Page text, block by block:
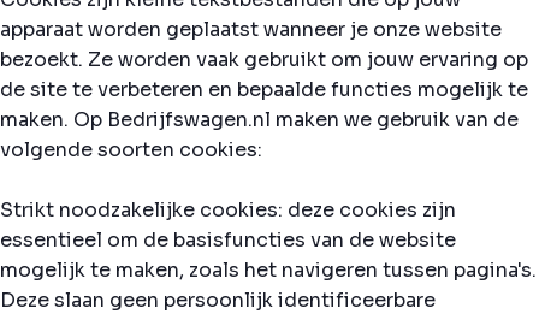
apparaat worden geplaatst wanneer je onze website
bezoekt. Ze worden vaak gebruikt om jouw ervaring op
de site te verbeteren en bepaalde functies mogelijk te
maken. Op Bedrijfswagen.nl maken we gebruik van de
volgende soorten cookies:
Strikt noodzakelijke cookies: deze cookies zijn
essentieel om de basisfuncties van de website
mogelijk te maken, zoals het navigeren tussen pagina's.
Deze slaan geen persoonlijk identificeerbare